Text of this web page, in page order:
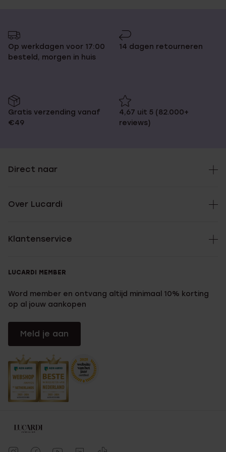
Op werkdagen voor 17:00
besteld, morgen in huis
14 dagen retourneren
Gratis verzending vanaf
€49
4,67 uit 5 (82.000+
reviews)
Direct naar
Over Lucardi
Klantenservice
LUCARDI MEMBER
Word member en ontvang altijd minimaal 10% korting
op al jouw aankopen
Meld je aan